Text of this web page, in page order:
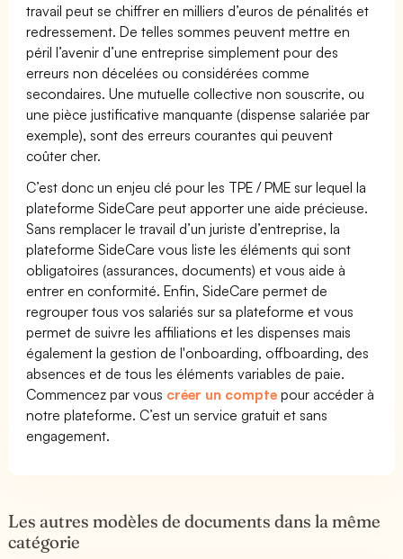
travail peut se chiffrer en milliers d’euros de pénalités et
redressement. De telles sommes peuvent mettre en
péril l’avenir d’une entreprise simplement pour des
erreurs non décelées ou considérées comme
secondaires. Une mutuelle collective non souscrite, ou
une pièce justificative manquante (dispense salariée par
exemple), sont des erreurs courantes qui peuvent
coûter cher.
C’est donc un enjeu clé pour les TPE / PME sur lequel la
plateforme SideCare peut apporter une aide précieuse.
Sans remplacer le travail d’un juriste d’entreprise, la
plateforme SideCare vous liste les éléments qui sont
obligatoires (assurances, documents) et vous aide à
entrer en conformité. Enfin, SideCare permet de
regrouper tous vos salariés sur sa plateforme et vous
permet de suivre les affiliations et les dispenses mais
également la gestion de l'onboarding, offboarding, des
absences et de tous les éléments variables de paie.
Commencez par vous créer un compte pour accéder à
notre plateforme. C’est un service gratuit et sans
engagement.
Les autres modèles de documents dans la même
catégorie